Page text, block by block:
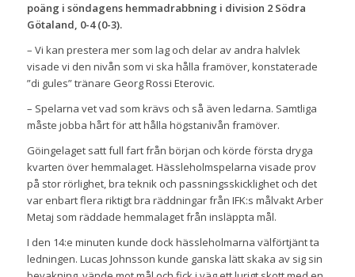
poäng i söndagens hemmadrabbning i division 2 Södra
Götaland, 0-4 (0-3).
– Vi kan prestera mer som lag och delar av andra halvlek
visade vi den nivån som vi ska hålla framöver, konstaterade
”di gules” tränare Georg Rossi Eterovic.
– Spelarna vet vad som krävs och så även ledarna. Samtliga
måste jobba hårt för att hålla högstanivån framöver.
Göingelaget satt full fart från början och körde första dryga
kvarten över hemmalaget. Hässleholmspelarna visade prov
på stor rörlighet, bra teknik och passningsskicklighet och det
var enbart flera riktigt bra räddningar från IFK:s målvakt Arber
Metaj som räddade hemmalaget från insläppta mål.
I den 14:e minuten kunde dock hässleholmarna välförtjänt ta
ledningen. Lucas Johnsson kunde ganska lätt skaka av sig sin